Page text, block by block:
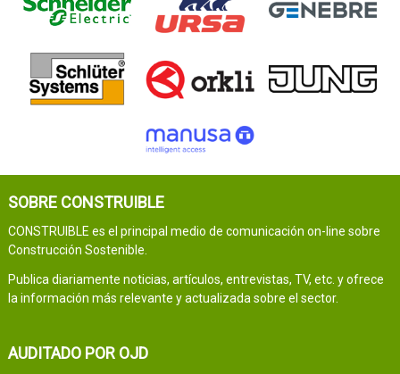
SOBRE CONSTRUIBLE
CONSTRUIBLE es el principal medio de comunicación on-line sobre
Construcción Sostenible.
Publica diariamente noticias, artículos, entrevistas, TV, etc. y ofrece
la información más relevante y actualizada sobre el sector.
AUDITADO POR OJD